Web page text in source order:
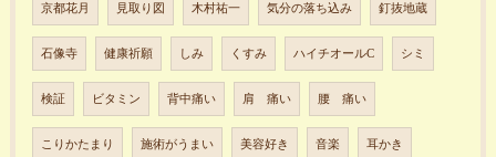
京都花月 見取り図 木村祐一 気分の落ち込み 釘抜地蔵
石像寺 健康祈願 しみ くすみ ハイチオールC シミ
検証 ビタミン 背中痛い 肩 痛い 腰 痛い
こりかたまり 施術がうまい 美容好き 音楽 耳かき